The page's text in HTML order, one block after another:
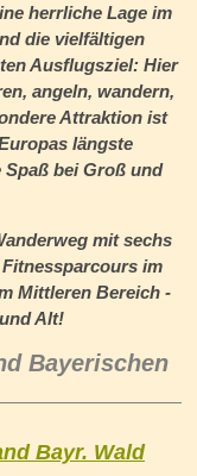
herrliche Lage im
die vielfältigen
Ausflugsziel: Hier
angeln, wandern,
Attraktion ist
längste
bei Groß und
mit sechs
im
Mittleren Bereich -
Alt!
Bayerischen